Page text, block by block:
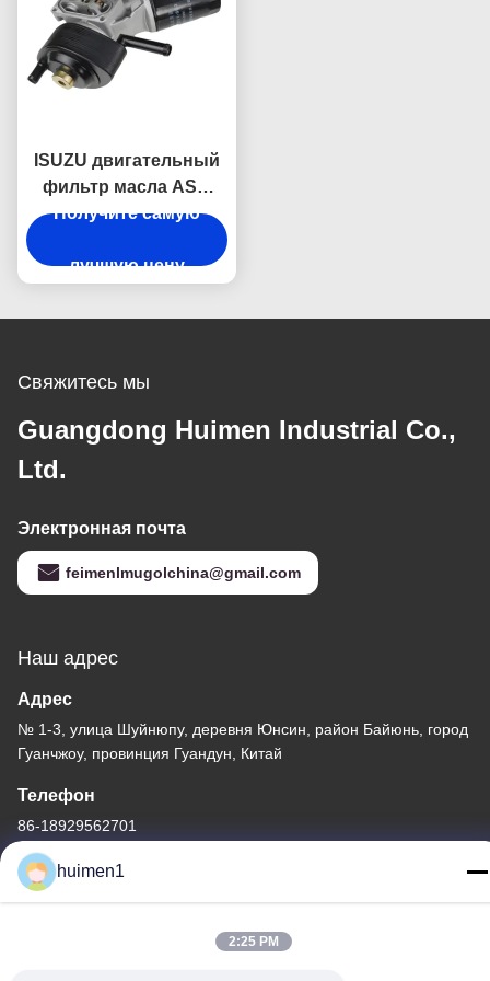
ISUZU двигательный
фильтр масла ASM
для NKR NPR ELF
Получите самую
лучшую цену
Свяжитесь мы
Guangdong Huimen Industrial Co.,
Ltd.
Электронная почта
feimenlmugolchina@gmail.com
Наш адрес
Адрес
№ 1-3, улица Шуйнюпу, деревня Юнсин, район Байюнь, город
Гуанчжоу, провинция Гуандун, Китай
Телефон
86-18929562701
Политика уединения|Карта сайта
huimen1
2:25 PM